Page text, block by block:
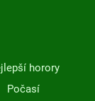
horory
Počasí